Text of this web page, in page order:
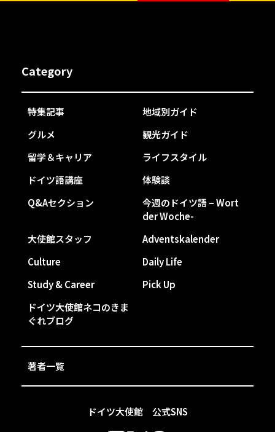
ドイツ大使館 公式SNS
Category
特集記事
地域別ガイド
グルメ
観光ガイド
留学＆キャリア
ライフスタイル
ドイツ語講座
体験談
Q&Aセクション
今週のドイツ語 – Wort
der Woche-
大使館スタッフ
Adventskalender
Culture
Daily Life
Study & Career
Pick Up
ドイツ大使館ネコのきま
ぐれブログ
著者一覧